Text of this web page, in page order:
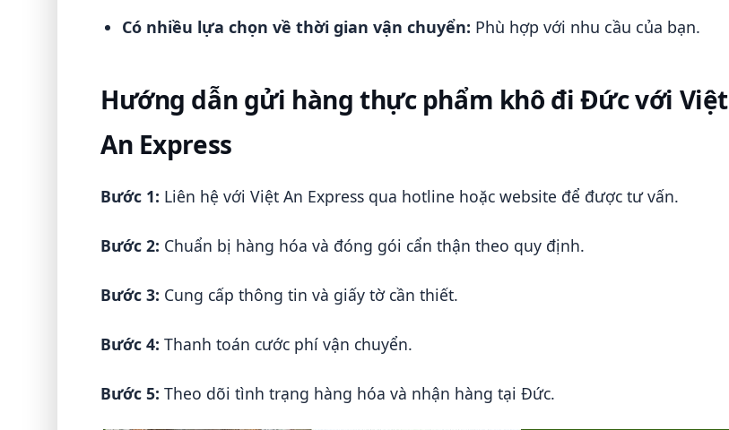
Có nhiều lựa chọn về thời gian vận chuyển: Phù hợp với nhu cầu của bạn.
Hướng dẫn gửi hàng thực phẩm khô đi Đức với Việt
An Express
Bước 1: Liên hệ với Việt An Express qua hotline hoặc website để được tư vấn.
Bước 2: Chuẩn bị hàng hóa và đóng gói cẩn thận theo quy định.
Bước 3: Cung cấp thông tin và giấy tờ cần thiết.
Bước 4: Thanh toán cước phí vận chuyển.
Bước 5: Theo dõi tình trạng hàng hóa và nhận hàng tại Đức.